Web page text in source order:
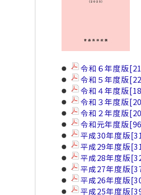
令和６年度版
令和５年度版
令和４年度版
令和３年度版
令和２年度版
令和元年度版
平成30年度版
平成29年度版
平成28年度版
平成27年度版
平成26年度版
平成25年度版